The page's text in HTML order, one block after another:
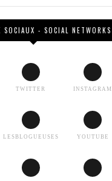
SOCIAUX - SOCIAL NETWORKS
TWITTER INSTAGRAM
LESBLOGUEUSES YOUTUBE